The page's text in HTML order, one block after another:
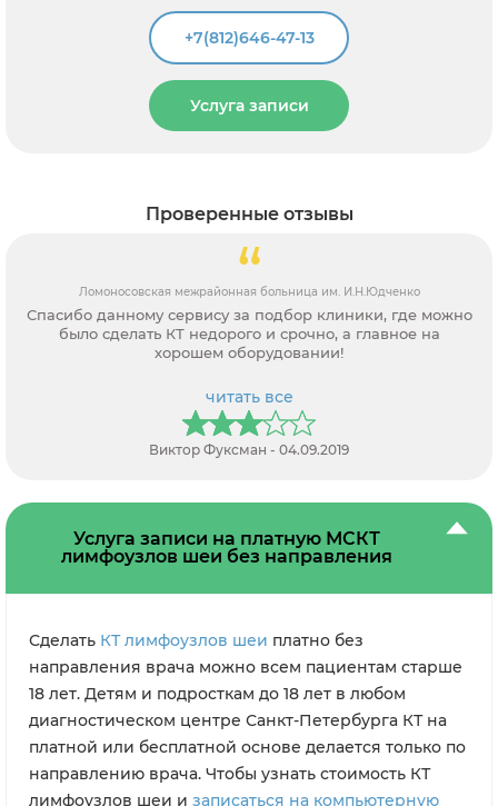
+7(812)646-47-13
Услуга записи
Проверенные отзывы
Ломоносовская межрайонная больница им. И.Н.Юдченко
Спасибо данному сервису за подбор клиники, где можно
было сделать КТ недорого и срочно, а главное на
хорошем оборудовании!
читать все
Виктор Фуксман - 04.09.2019
Услуга записи на платную МСКТ
лимфоузлов шеи без направления
Сделать КТ лимфоузлов шеи платно без
направления врача можно всем пациентам старше
18 лет. Детям и подросткам до 18 лет в любом
диагностическом центре Санкт-Петербурга КТ на
платной или бесплатной основе делается только по
направлению врача. Чтобы узнать стоимость КТ
лимфоузлов шеи и записаться на компьютерную